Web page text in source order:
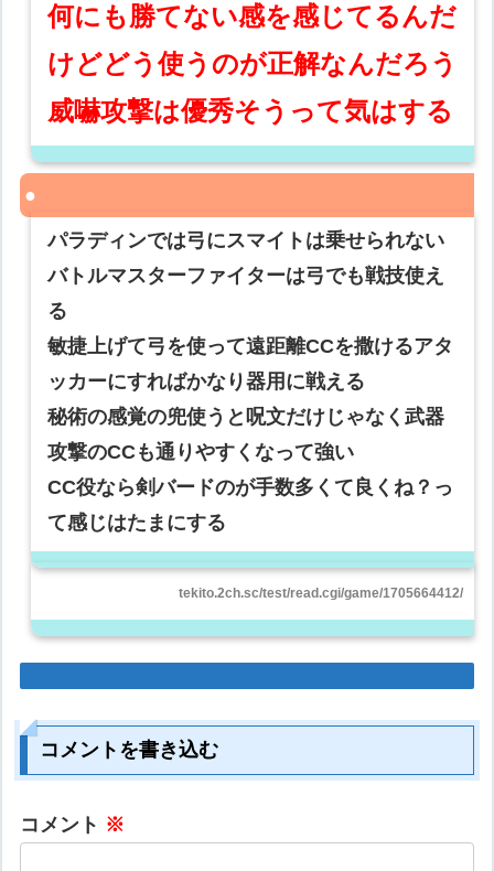
何にも勝てない感を感じてるんだ
けどどう使うのが正解なんだろう
威嚇攻撃は優秀そうって気はする
パラディンでは弓にスマイトは乗せられない
バトルマスターファイターは弓でも戦技使え
る
敏捷上げて弓を使って遠距離CCを撒けるアタ
ッカーにすればかなり器用に戦える
秘術の感覚の兜使うと呪文だけじゃなく武器
攻撃のCCも通りやすくなって強い
CC役なら剣バードのが手数多くて良くね？っ
て感じはたまにする
tekito.2ch.sc/test/read.cgi/game/1705664412/
コメントを書き込む
コメント ※